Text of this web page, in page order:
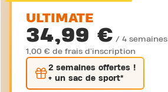
ULTIMATE
34,99 € / 4 semaines
1,00 € de frais d'inscription
2 semaines offertes !
+ un sac de sport*